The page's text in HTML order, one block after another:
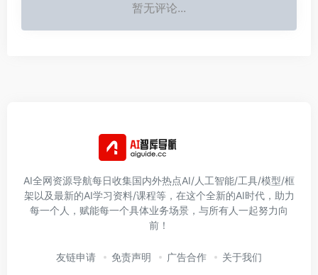
暂无评论...
AI全网资源导航每日收集国内外热点AI/人工智能/工具/模型/框
架以及最新的AI学习资料/课程等，在这个全新的AI时代，助力
每一个人，赋能每一个具体业务场景，与所有人一起努力向
前！
友链申请 免责声明 广告合作 关于我们